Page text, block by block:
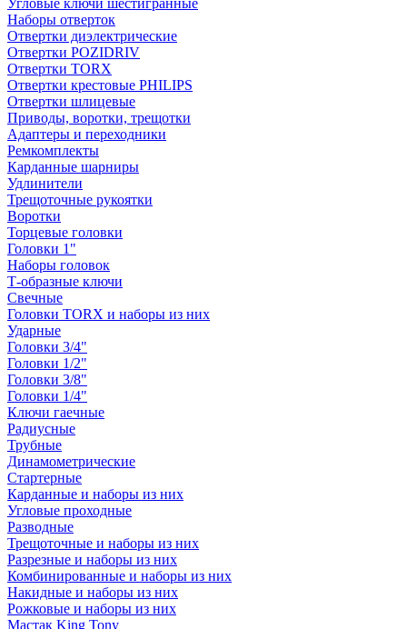
Угловые ключи шестигранные
Наборы отверток
Отвертки диэлектрические
Отвертки POZIDRIV
Отвертки TORX
Отвертки крестовые PHILIPS
Отвертки шлицевые
Приводы, воротки, трещотки
Адаптеры и переходники
Ремкомплекты
Карданные шарниры
Удлинители
Трещоточные рукоятки
Воротки
Торцевые головки
Головки 1"
Наборы головок
Т-образные ключи
Свечные
Головки TORX и наборы из них
Ударные
Головки 3/4"
Головки 1/2"
Головки 3/8"
Головки 1/4"
Ключи гаечные
Радиусные
Трубные
Динамометрические
Стартерные
Карданные и наборы из них
Угловые проходные
Разводные
Трещоточные и наборы из них
Разрезные и наборы из них
Комбинированные и наборы из них
Накидные и наборы из них
Рожковые и наборы из них
Мастак King Tony